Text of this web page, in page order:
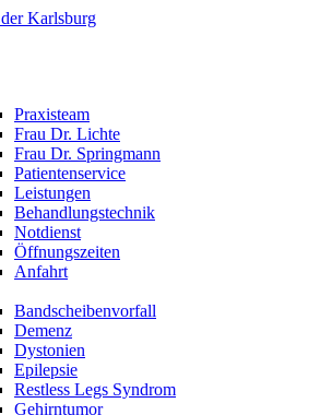
Praxisteam
Frau Dr. Lichte
Frau Dr. Springmann
Patientenservice
Leistungen
Behandlungstechnik
Notdienst
Öffnungszeiten
Anfahrt
Bandscheibenvorfall
Demenz
Dystonien
Epilepsie
Restless Legs Syndrom
Gehirntumor